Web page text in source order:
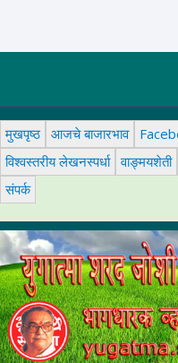
मुखपृष्ठ आजचे बाजारभाव
विश्वस्तरीय लेखनस्पर्धा वाङ्मयशेती
संपर्क